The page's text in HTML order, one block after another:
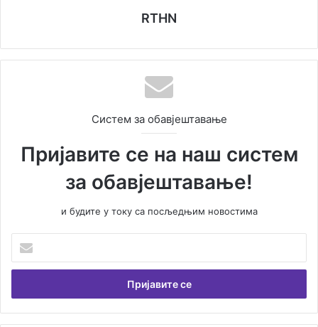
RTHN
Систем за обавјештавање
Пријавите се на наш систем
за обавјештавање!
и будите у току са посљедњим новостима
е
и
т